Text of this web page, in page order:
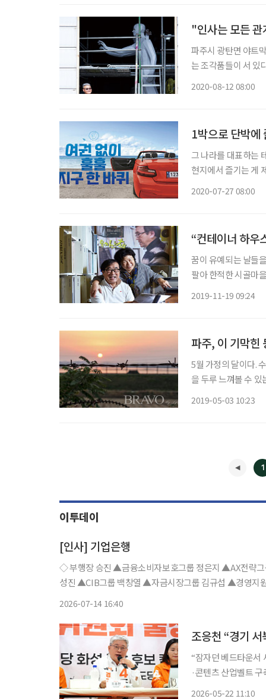
"인사는 모든
파주시 광탄면 야트
는 조각품들이 서 있
2020-08-12 08:00
1박으로 단박에
그 나라를 대표하는
현지에서 즐기는 게
2020-07-27 08:00
“컨테이너 하우
꿈이 유예되는 날들
팔아 한적한 시골마
2019-11-19 09:24
파주, 이 기막힌
5월 가정의 달이다.
을 두루 느껴볼 수 있는 파주, 아주
2019-05-03 10:23
1
이투데이
[인사] 기업은행
◇ 부행장 승진 ▲금융소비자보호그룹 정은지 ▲AX전략그룹 이동운 ▲글로벌
성진 ▲CIB그룹 백창열 ▲자금시장그룹 김규섭 ▲경영지원그룹 이승은 ▲
2026-07-14 16:40
“잠자던 베드타운서
·콘텐츠 산업벨트 구축” 조응천 개혁신당 경기도지사 후보는 22일 경기 서북
2026-05-22 11:10